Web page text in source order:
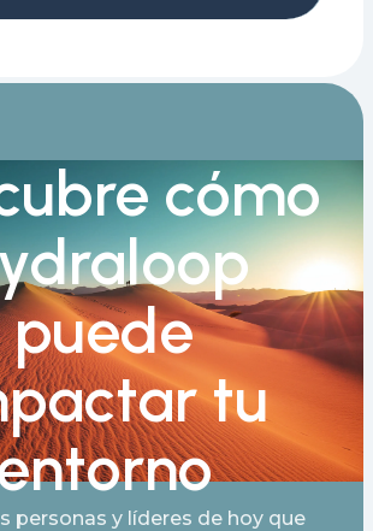
cómo
puede
tu
personas y líderes de hoy que